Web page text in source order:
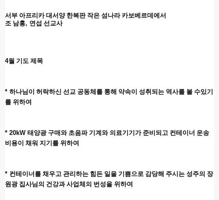
서부 아프리카 대서양 한복판 작은 섬나라 카보베르데에서
조 남홍, 연섭 선교사
4월 기도 제목
* 하나님이 허락하신 선교 공동체를 통해 약속이 성취되는 역사를 볼 수있기
를 위하여
* 20kW 태양광 구매와 초음파 기계와 의료기기가 준비되고 컨테이너 운송
비용이 채워 지기를 위하여
* 컨테이너를 채우고 관리하는 힘든 일을 기쁨으로 감당해 주시는 성주의 장
원광 집사님의 건강과 사업체의 번성을 위하여